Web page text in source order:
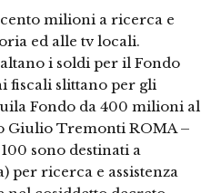
milioni a ricerca e
ed alle tv locali.
i soldi per il Fondo
fiscali slittano per gli
Fondo da 400 milioni al
Giulio Tremonti ROMA –
sono destinati a
per ricerca e assistenza